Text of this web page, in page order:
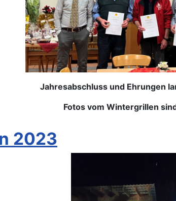
Jahresabschluss und Ehrungen
Fotos vom Wintergrillen sind in
2023